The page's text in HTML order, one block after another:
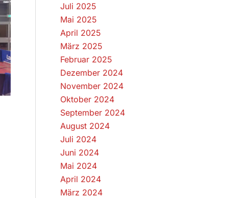
Juli 2025
Mai 2025
April 2025
März 2025
Februar 2025
Dezember 2024
November 2024
Oktober 2024
September 2024
August 2024
Juli 2024
Juni 2024
Mai 2024
April 2024
März 2024